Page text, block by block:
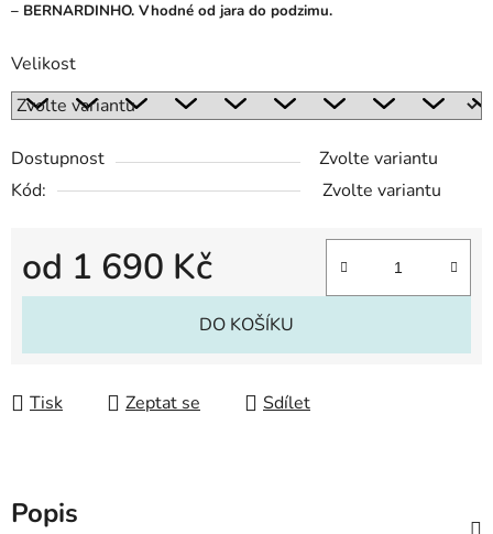
– BERNARDINHO. Vhodné od jara do podzimu.
Velikost
Dostupnost
Zvolte variantu
Kód:
Zvolte variantu
od 1 690 Kč
Měrná cena:
DO KOŠÍKU
Tisk Zeptat se Sdílet
Popis